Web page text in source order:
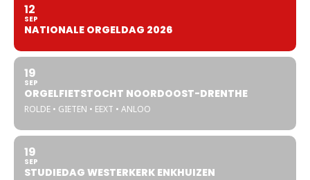
12
SEP
NATIONALE ORGELDAG 2026
19
SEP
ORGELFIETSTOCHT NOORDOOST-DRENTHE
ROLDE • GIETEN • EEXT • ANLOO
19
SEP
STUDIEDAG WESTERKERK ENKHUIZEN